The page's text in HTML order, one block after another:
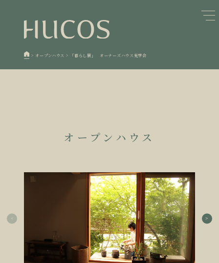
日本森林と循環
欧州住宅の文化と日本の現在地
廃棄物について知る
1 蓄熱するパッシブデザイン
2 自然素材の温もりと快適性を実現
活かすリノベーション
> オープンハウス > 「暮らし展」 オーナーズハウス見学会
オープンハウス